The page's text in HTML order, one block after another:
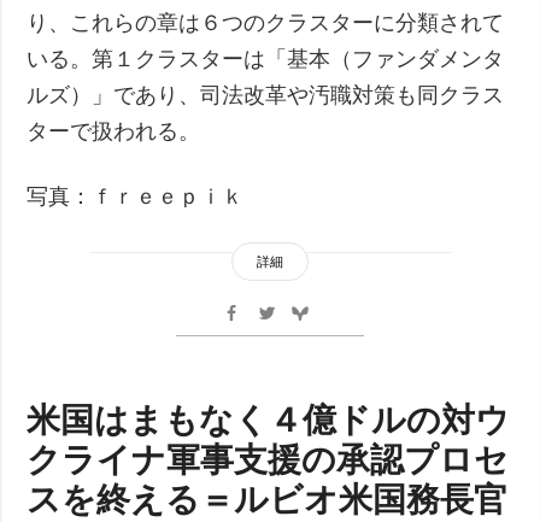
り、これらの章は６つのクラスターに分類されて
いる。第１クラスターは「基本（ファンダメンタ
ルズ）」であり、司法改革や汚職対策も同クラス
ターで扱われる。
写真：ｆｒｅｅｐｉｋ
詳細
米国はまもなく４億ドルの対ウ
クライナ軍事支援の承認プロセ
スを終える＝ルビオ米国務長官